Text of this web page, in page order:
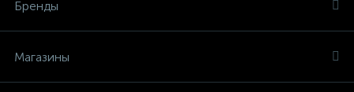
Бренды
Магазины